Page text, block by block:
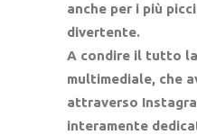
anche per i più
divertente.
A condire il tutto
multimediale, che
attraverso
interamente